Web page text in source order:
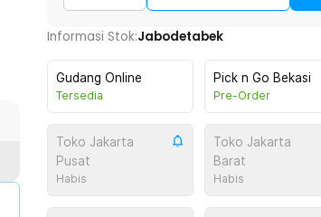
Informasi Stok:Jabodetabek
Gudang Online
Tersedia
Pick n Go Bekasi
Pre-Order
Toko Jakarta
Pusat
Habis
Toko Jakarta
Barat
Habis